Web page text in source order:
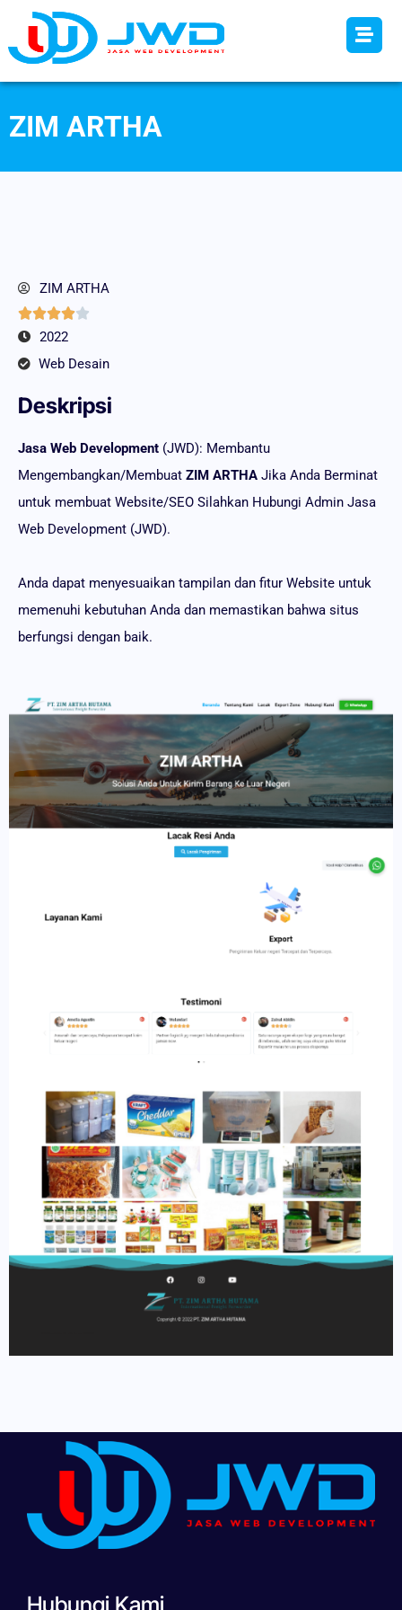
ZIM ARTHA
Deskripsi
Jasa Web Development (JWD): Membantu
Mengembangkan/Membuat ZIM ARTHA Jika Anda Berminat
untuk membuat Website/SEO Silahkan Hubungi Admin Jasa
Web Development (JWD).
Anda dapat menyesuaikan tampilan dan fitur Website untuk
memenuhi kebutuhan Anda dan memastikan bahwa situs
berfungsi dengan baik.
ZIM ARTHA

2022
Web Desain
Hubungi Kami